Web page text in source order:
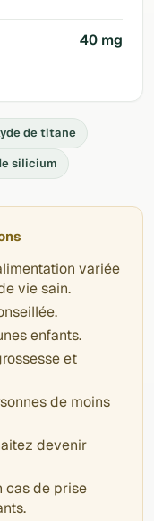
40 mg
de titane
silicium
variée
vie sain.
enfants.
et
de moins
devenir
cas de prise